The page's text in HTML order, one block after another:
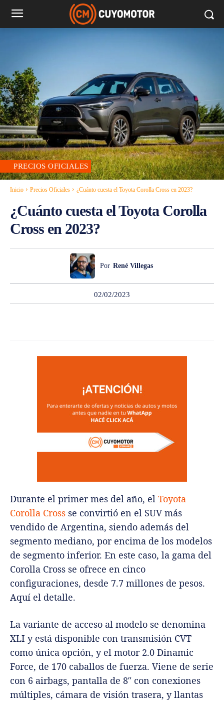
PRECIOS OFICIALES
Inicio Precios Oficiales ¿Cuánto cuesta el Toyota Corolla Cross en 2023?
¿Cuánto cuesta el Toyota Corolla
Cross en 2023?
Por René Villegas
02/02/2023
Durante el primer mes del año, el Toyota
Corolla Cross se convirtió en el SUV más
vendido de Argentina, siendo además del
segmento mediano, por encima de los modelos
de segmento inferior. En este caso, la gama del
Corolla Cross se ofrece en cinco
configuraciones, desde 7.7 millones de pesos.
Aquí el detalle.
La variante de acceso al modelo se denomina
XLI y está disponible con transmisión CVT
como única opción, y el motor 2.0 Dinamic
Force, de 170 caballos de fuerza. Viene de serie
con 6 airbags, pantalla de 8″ con conexiones
múltiples, cámara de visión trasera, y llantas